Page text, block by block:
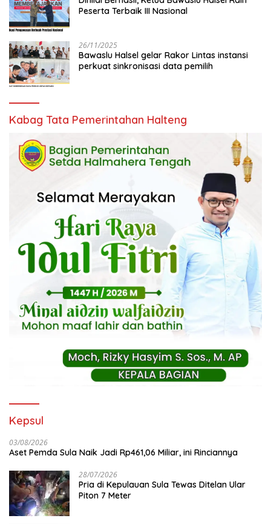
Peserta Terbaik III Nasional
26/11/2025
Bawaslu Halsel gelar Rakor Lintas instansi
perkuat sinkronisasi data pemilih
Kabag Tata Pemerintahan Halteng
Kepsul
03/08/2026
Aset Pemda Sula Naik Jadi Rp461,06 Miliar, ini Rinciannya
28/07/2026
Pria di Kepulauan Sula Tewas Ditelan Ular
Piton 7 Meter